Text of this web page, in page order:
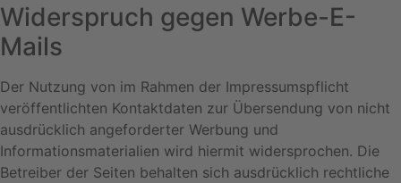
Widerspruch gegen Werbe-E-
Mails
Der Nutzung von im Rahmen der Impressumspflicht
veröffentlichten Kontaktdaten zur Übersendung von nicht
ausdrücklich angeforderter Werbung und
Informationsmaterialien wird hiermit widersprochen. Die
Betreiber der Seiten behalten sich ausdrücklich rechtliche